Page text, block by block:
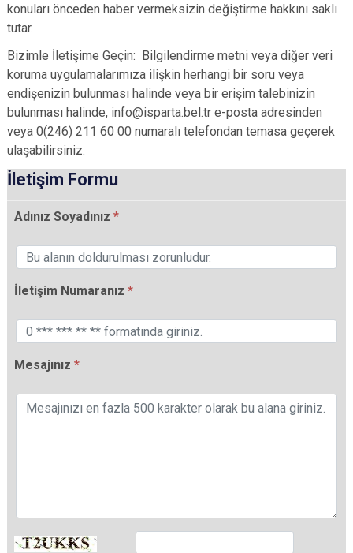
konuları önceden haber vermeksizin değiştirme hakkını saklı
tutar.
Bizimle İletişime Geçin: Bilgilendirme metni veya diğer veri
koruma uygulamalarımıza ilişkin herhangi bir soru veya
endişenizin bulunması halinde veya bir erişim talebinizin
bulunması halinde, info@isparta.bel.tr e-posta adresinden
veya 0(246) 211 60 00 numaralı telefondan temasa geçerek
ulaşabilirsiniz.
İletişim Formu
Adınız Soyadınız
İletişim Numaranız
Mesajınız